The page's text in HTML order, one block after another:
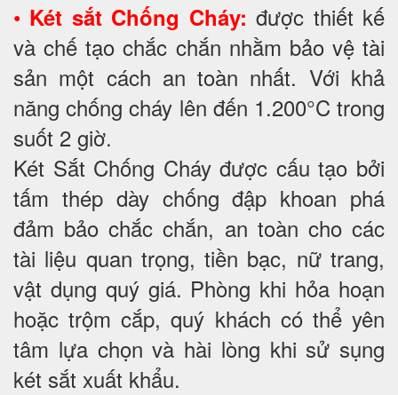
• Két sắt Chống Cháy: được thiết kế
và chế tạo chắc chắn nhằm bảo vệ tài
sản một cách an toàn nhất. Với khả
năng chống cháy lên đến 1.200°C trong
suốt 2 giờ.
Két Sắt Chống Cháy được cấu tạo bởi
tấm thép dày chống đập khoan phá
đảm bảo chắc chắn, an toàn cho các
tài liệu quan trọng, tiền bạc, nữ trang,
vật dụng quý giá. Phòng khi hỏa hoạn
hoặc trộm cắp, quý khách có thể yên
tâm lựa chọn và hài lòng khi sử sụng
két sắt xuất khẩu.